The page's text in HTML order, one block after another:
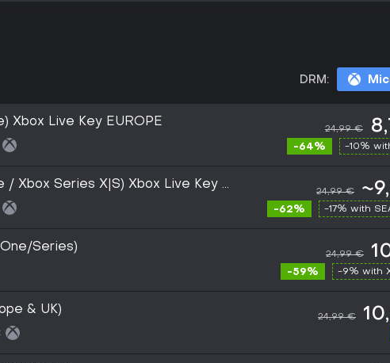
DRM:
Xbox Live Key EUROPE
24,99 €
-64% -10%
/ Xbox Series X|S) Xbox Live Key -
24,99 €
-62% -17% with
Series)
24,99 €
-59% -9% with
& UK)
24,99 €